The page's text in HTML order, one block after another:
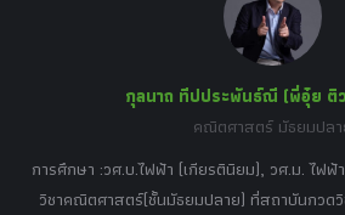
window
กุลนาถ ทีปประพันธ์ณี (พี่อุ๋ย ติ
คณิตศาสตร์ มัธยมปล
การศึกษา :วศ.บ.ไฟฟ้า (เกียรตินิยม), วศ.ม. ไฟ
วิชาคณิตศาสตร์(ชั้นมัธยมปลาย) ที่สถาบันกวดวิ